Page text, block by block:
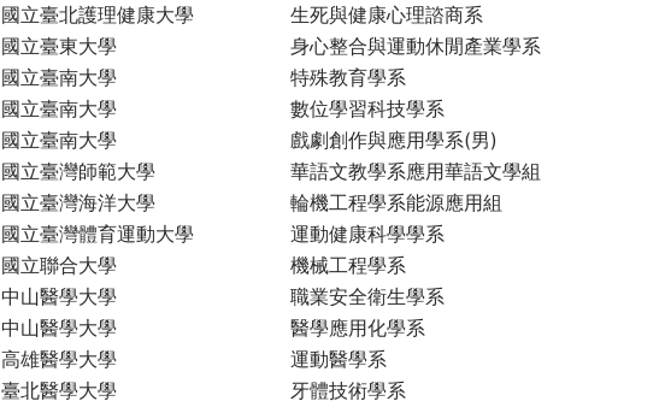
國立臺北護理健康大學
生死與健康心理諮商系
國立臺東大學
身心整合與運動休閒產業學系
國立臺南大學
特殊教育學系
國立臺南大學
數位學習科技學系
國立臺南大學
戲劇創作與應用學系(男)
國立臺灣師範大學
華語文教學系應用華語文學組
國立臺灣海洋大學
輪機工程學系能源應用組
國立臺灣體育運動大學
運動健康科學學系
國立聯合大學
機械工程學系
中山醫學大學
職業安全衛生學系
中山醫學大學
醫學應用化學系
高雄醫學大學
運動醫學系
臺北醫學大學
牙體技術學系